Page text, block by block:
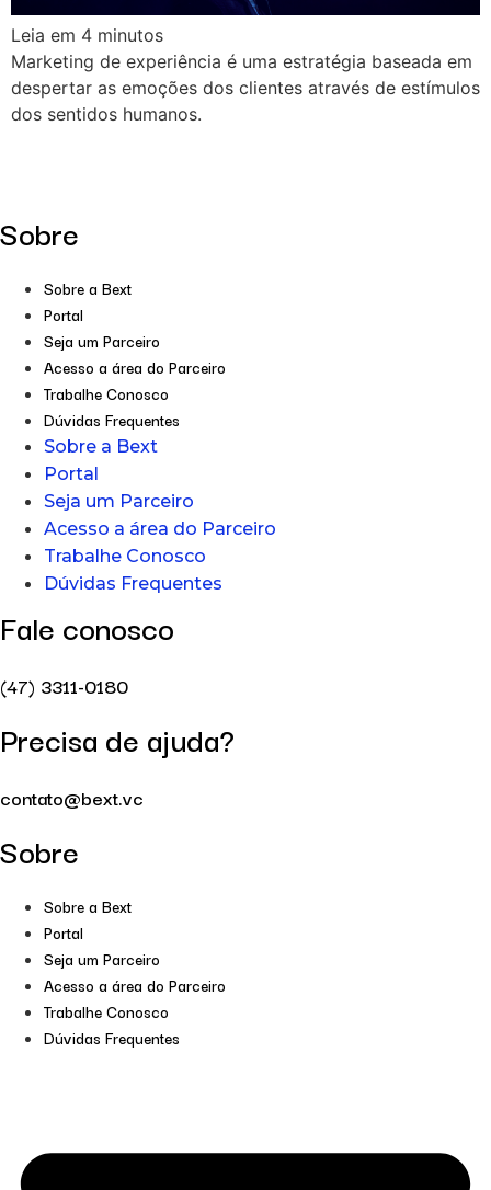
Leia em 4 minutos
Marketing de experiência é uma estratégia baseada em
despertar as emoções dos clientes através de estímulos
dos sentidos humanos.
Sobre
Sobre a Bext
Portal
Seja um Parceiro
Acesso a área do Parceiro
Trabalhe Conosco
Dúvidas Frequentes
Sobre a Bext
Portal
Seja um Parceiro
Acesso a área do Parceiro
Trabalhe Conosco
Dúvidas Frequentes
Fale conosco
(47) 3311-0180
Precisa de ajuda?
contato@bext.vc
Sobre
Sobre a Bext
Portal
Seja um Parceiro
Acesso a área do Parceiro
Trabalhe Conosco
Dúvidas Frequentes